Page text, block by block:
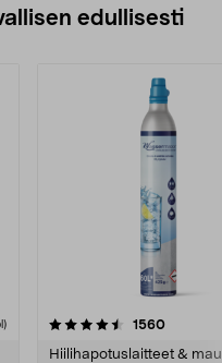
edullisesti
1560
Hiilihapotuslaitteet &
4.5viidestä